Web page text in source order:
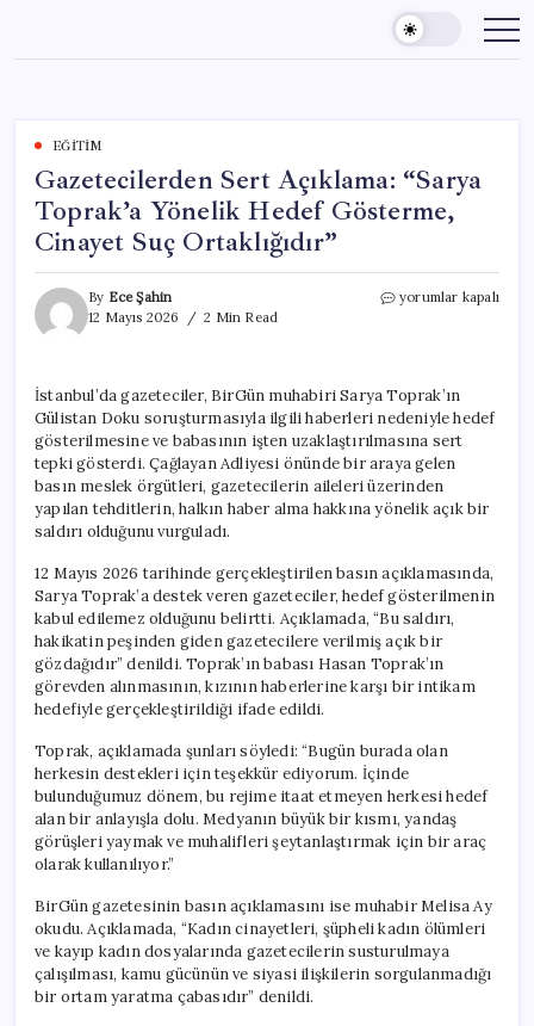
content
EĞITIM
Gazetecilerden Sert Açıklama: “Sarya
Toprak’a Yönelik Hedef Gösterme,
Cinayet Suç Ortaklığıdır”
By Ece Şahin
12 Mayıs 2026
2 Min Read
Gazetecilerden
Yönelik
Hedef
Gösterme,
Cinayet
Suç
Ortaklığıdır”
için
yorumlar kapalı
İstanbul’da gazeteciler, BirGün muhabiri Sarya Toprak’ın
Gülistan Doku soruşturmasıyla ilgili haberleri nedeniyle hedef
gösterilmesine ve babasının işten uzaklaştırılmasına sert
tepki gösterdi. Çağlayan Adliyesi önünde bir araya gelen
basın meslek örgütleri, gazetecilerin aileleri üzerinden
yapılan tehditlerin, halkın haber alma hakkına yönelik açık bir
saldırı olduğunu vurguladı.
12 Mayıs 2026 tarihinde gerçekleştirilen basın açıklamasında,
Sarya Toprak’a destek veren gazeteciler, hedef gösterilmenin
kabul edilemez olduğunu belirtti. Açıklamada, “Bu saldırı,
hakikatin peşinden giden gazetecilere verilmiş açık bir
gözdağıdır” denildi. Toprak’ın babası Hasan Toprak’ın
görevden alınmasının, kızının haberlerine karşı bir intikam
hedefiyle gerçekleştirildiği ifade edildi.
Toprak, açıklamada şunları söyledi: “Bugün burada olan
herkesin destekleri için teşekkür ediyorum. İçinde
bulunduğumuz dönem, bu rejime itaat etmeyen herkesi hedef
alan bir anlayışla dolu. Medyanın büyük bir kısmı, yandaş
görüşleri yaymak ve muhalifleri şeytanlaştırmak için bir araç
olarak kullanılıyor.”
BirGün gazetesinin basın açıklamasını ise muhabir Melisa Ay
okudu. Açıklamada, “Kadın cinayetleri, şüpheli kadın ölümleri
ve kayıp kadın dosyalarında gazetecilerin susturulmaya
çalışılması, kamu gücünün ve siyasi ilişkilerin sorgulanmadığı
bir ortam yaratma çabasıdır” denildi.